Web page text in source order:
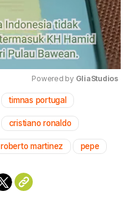
Powered by GliaStudios
timnas portugal
cristiano ronaldo
roberto martinez pepe